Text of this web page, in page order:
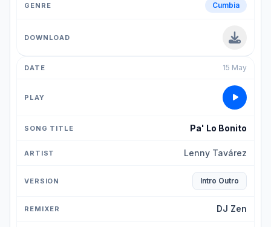
Cumbia
15 May
Pa' Lo Bonito
Lenny Tavárez
Intro Outro
DJ Zen